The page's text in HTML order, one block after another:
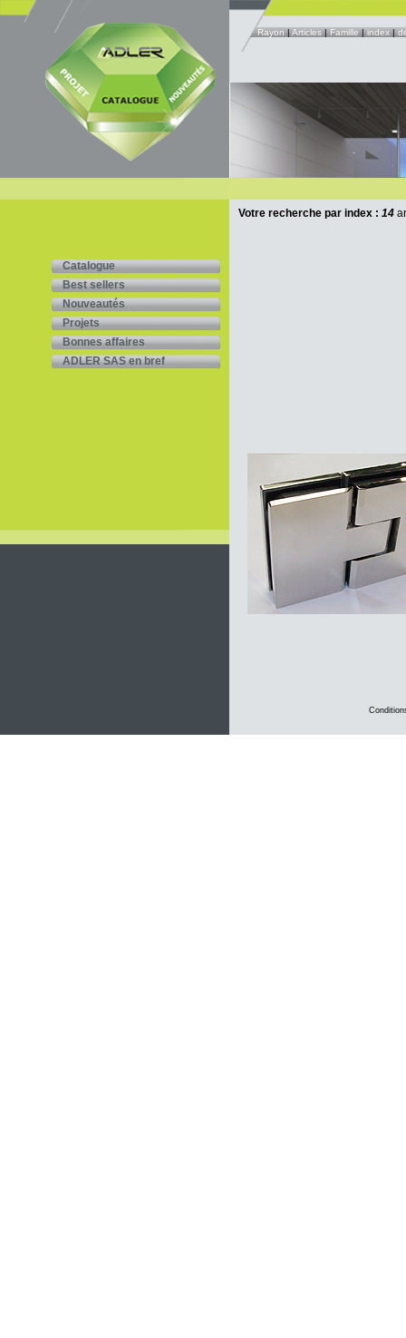
Rayon|Articles|Famille|index|
Catalogue
Best sellers
Nouveautés
Projets
Bonnes affaires
ADLER SAS en bref
Votre recherche par index : 14